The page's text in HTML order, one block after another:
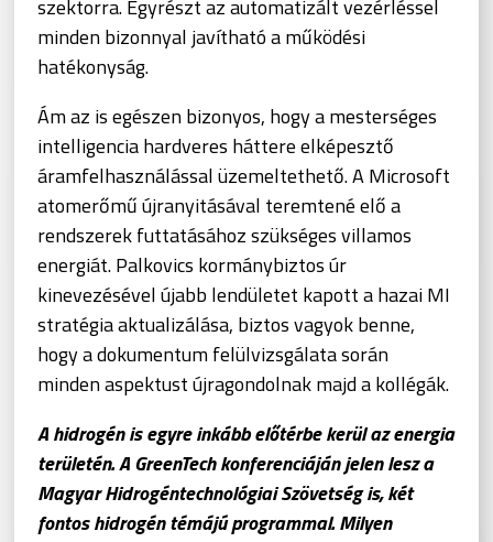
szektorra. Egyrészt az automatizált vezérléssel
minden bizonnyal javítható a működési
hatékonyság.
Ám az is egészen bizonyos, hogy a mesterséges
intelligencia hardveres háttere elképesztő
áramfelhasználással üzemeltethető. A Microsoft
atomerőmű újranyitásával teremtené elő a
rendszerek futtatásához szükséges villamos
energiát. Palkovics kormánybiztos úr
kinevezésével újabb lendületet kapott a hazai MI
stratégia aktualizálása, biztos vagyok benne,
hogy a dokumentum felülvizsgálata során
minden aspektust újragondolnak majd a kollégák.
A hidrogén is egyre inkább előtérbe kerül az energia
területén. A GreenTech konferenciáján jelen lesz a
Magyar Hidrogéntechnológiai Szövetség is, két
fontos hidrogén témájú programmal. Milyen